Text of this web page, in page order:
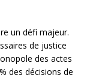
un défi majeur.
de justice
des actes
des décisions de